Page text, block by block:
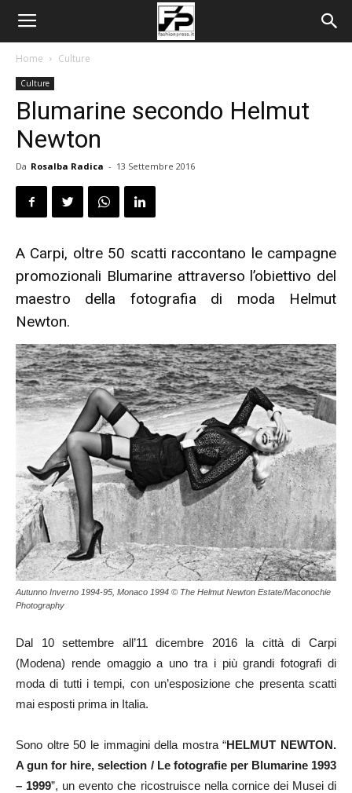
Home Culture
Culture
Blumarine secondo Helmut
Newton
Da Rosalba Radica - 13 Settembre 2016
A Carpi, oltre 50 scatti raccontano le campagne
promozionali Blumarine attraverso l’obiettivo del
maestro della fotografia di moda Helmut
Newton.
Autunno Inverno 1994-95, Monaco 1994 © The Helmut Newton Estate/Maconochie
Photography
Dal 10 settembre all’11 dicembre 2016 la città di Carpi
(Modena) rende omaggio a uno tra i più grandi fotografi di
moda di tutti i tempi, con un’esposizione che presenta scatti
mai esposti prima in Italia.
Sono oltre 50 le immagini della mostra “HELMUT NEWTON.
A gun for hire, selection / Le fotografie per Blumarine 1993
– 1999”, un evento che ricostruisce nella cornice dei Musei di